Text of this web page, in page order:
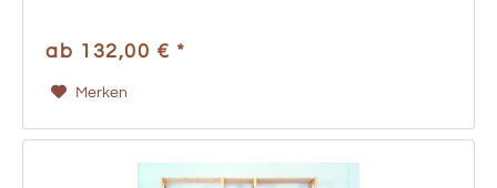
ab 132,00 € *
Merken